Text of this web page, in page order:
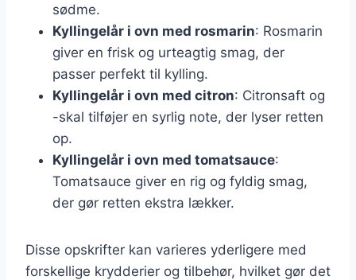
sødme.
Kyllingelår i ovn med rosmarin: Rosmarin
giver en frisk og urteagtig smag, der
passer perfekt til kylling.
Kyllingelår i ovn med citron: Citronsaft og
-skal tilføjer en syrlig note, der lyser retten
op.
Kyllingelår i ovn med tomatsauce:
Tomatsauce giver en rig og fyldig smag,
der gør retten ekstra lækker.
Disse opskrifter kan varieres yderligere med
forskellige krydderier og tilbehør, hvilket gør det